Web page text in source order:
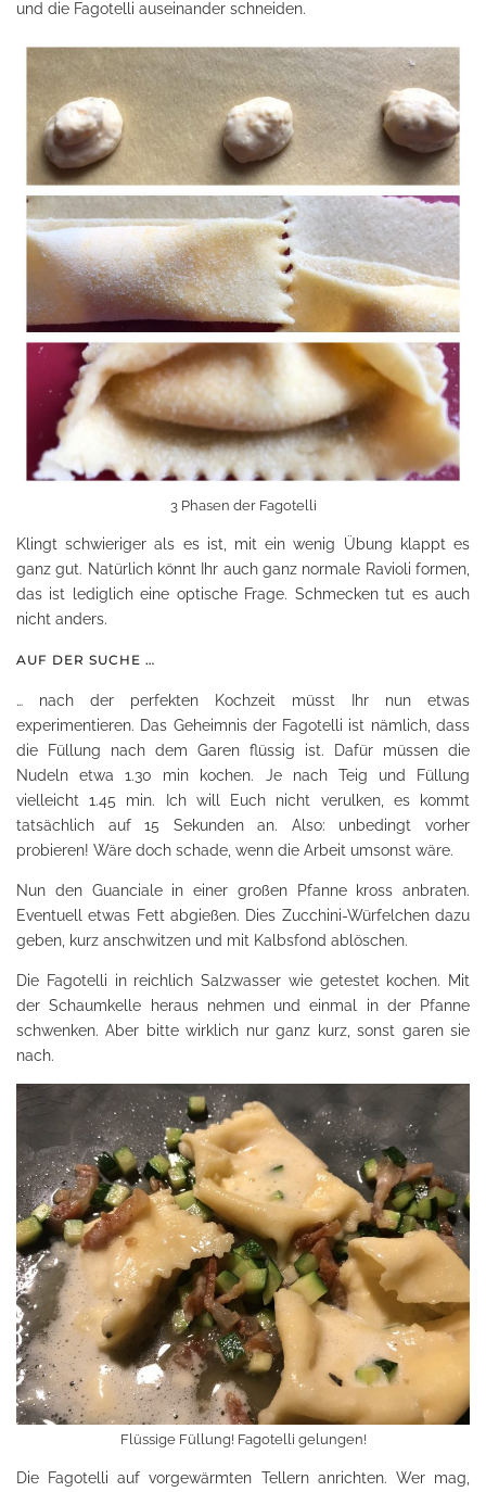
und die Fagotelli auseinander schneiden.
3 Phasen der Fagotelli
Klingt schwieriger als es ist, mit ein wenig Übung klappt es
ganz gut. Natürlich könnt Ihr auch ganz normale Ravioli formen,
das ist lediglich eine optische Frage. Schmecken tut es auch
nicht anders.
AUF DER SUCHE …
… nach der perfekten Kochzeit müsst Ihr nun etwas
experimentieren. Das Geheimnis der Fagotelli ist nämlich, dass
die Füllung nach dem Garen flüssig ist. Dafür müssen die
Nudeln etwa 1.30 min kochen. Je nach Teig und Füllung
vielleicht 1.45 min. Ich will Euch nicht verulken, es kommt
tatsächlich auf 15 Sekunden an. Also: unbedingt vorher
probieren! Wäre doch schade, wenn die Arbeit umsonst wäre.
Nun den Guanciale in einer großen Pfanne kross anbraten.
Eventuell etwas Fett abgießen. Dies Zucchini-Würfelchen dazu
geben, kurz anschwitzen und mit Kalbsfond ablöschen.
Die Fagotelli in reichlich Salzwasser wie getestet kochen. Mit
der Schaumkelle heraus nehmen und einmal in der Pfanne
schwenken. Aber bitte wirklich nur ganz kurz, sonst garen sie
nach.
Flüssige Füllung! Fagotelli gelungen!
Die Fagotelli auf vorgewärmten Tellern anrichten. Wer mag,